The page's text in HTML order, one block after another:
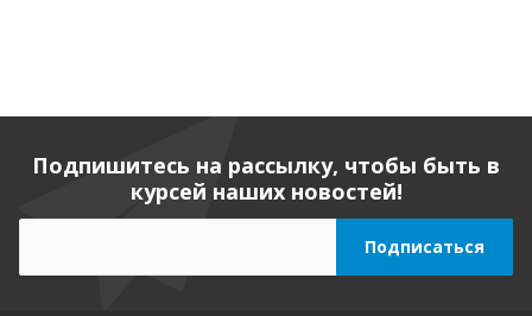
Подпишитесь на рассылку, чтобы быть в
курсей наших новостей!